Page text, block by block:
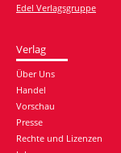
Edel Verlagsgruppe
Verlag
Über Uns
Handel
Vorschau
Presse
Rechte und Lizenzen